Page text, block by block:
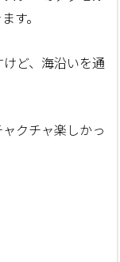
す。
ど、海沿いを通
クチャ楽しかっ